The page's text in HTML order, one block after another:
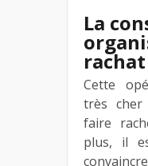
La
Cette
très
faire
plus, il